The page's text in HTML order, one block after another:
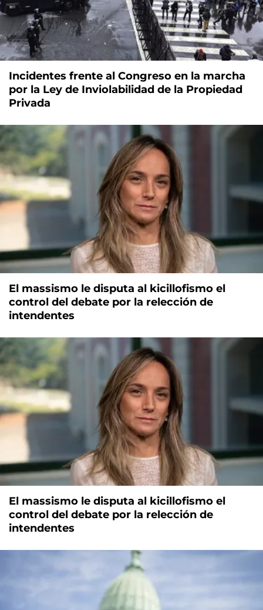
Incidentes frente al Congreso en la marcha
por la Ley de Inviolabilidad de la Propiedad
Privada
El massismo le disputa al kicillofismo el
control del debate por la relección de
intendentes
El massismo le disputa al kicillofismo el
control del debate por la relección de
intendentes